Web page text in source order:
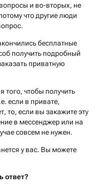
и во-вторых, не
что другие люди
бесплатные
получить подробный
приватную
того, чтобы получить
если в привате,
то, если вы закажите эту
в мессенджер или на
совсем не нужен.
у вас. Вы можете
ответ?